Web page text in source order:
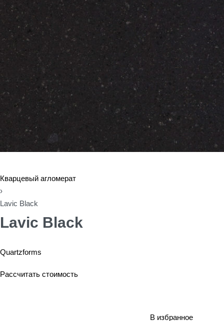
Кварцевый агломерат
›
Lavic Black
Lavic Black
Quartzforms
Рассчитать стоимость
В избранное